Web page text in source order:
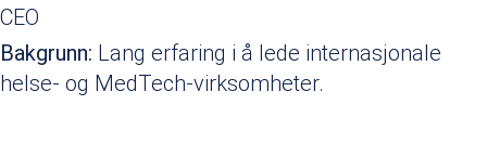
CEO
Bakgrunn: Lang erfaring i å lede internasjonale
helse- og MedTech-virksomheter.